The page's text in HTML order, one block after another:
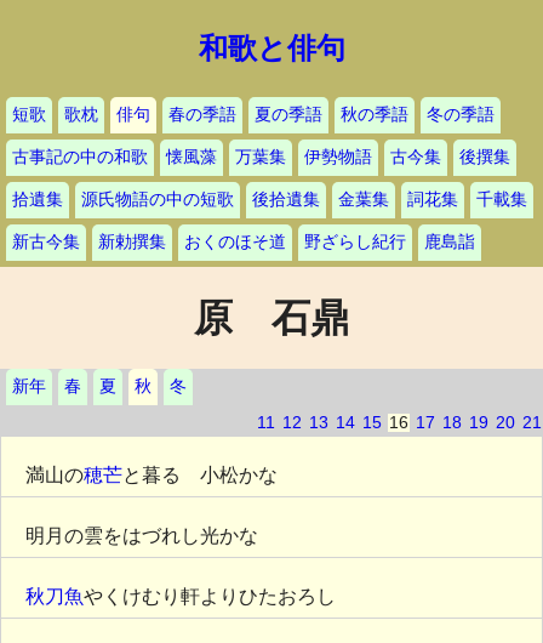
和歌と俳句
短歌 歌枕 俳句 春の季語 夏の季語 秋の季語 冬の季語
古事記の中の和歌 懐風藻 万葉集 伊勢物語 古今集 後撰集
拾遺集 源氏物語の中の短歌 後拾遺集 金葉集 詞花集 千載集
新古今集 新勅撰集 おくのほそ道 野ざらし紀行 鹿島詣
原 石鼎
新年 春 夏 秋
冬
11 12 13 14 15 16 17 18 19 20 21
満山の穂芒と暮るゝ小松かな
明月の雲をはづれし光かな
秋刀魚やくけむり軒よりひたおろし